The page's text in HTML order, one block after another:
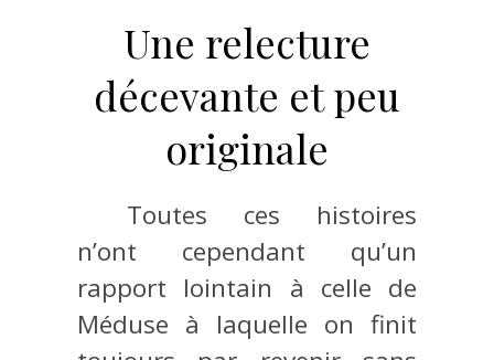
Une relecture
décevante et peu
originale
Toutes ces histoires
n’ont cependant qu’un
rapport lointain à celle de
Méduse à laquelle on finit